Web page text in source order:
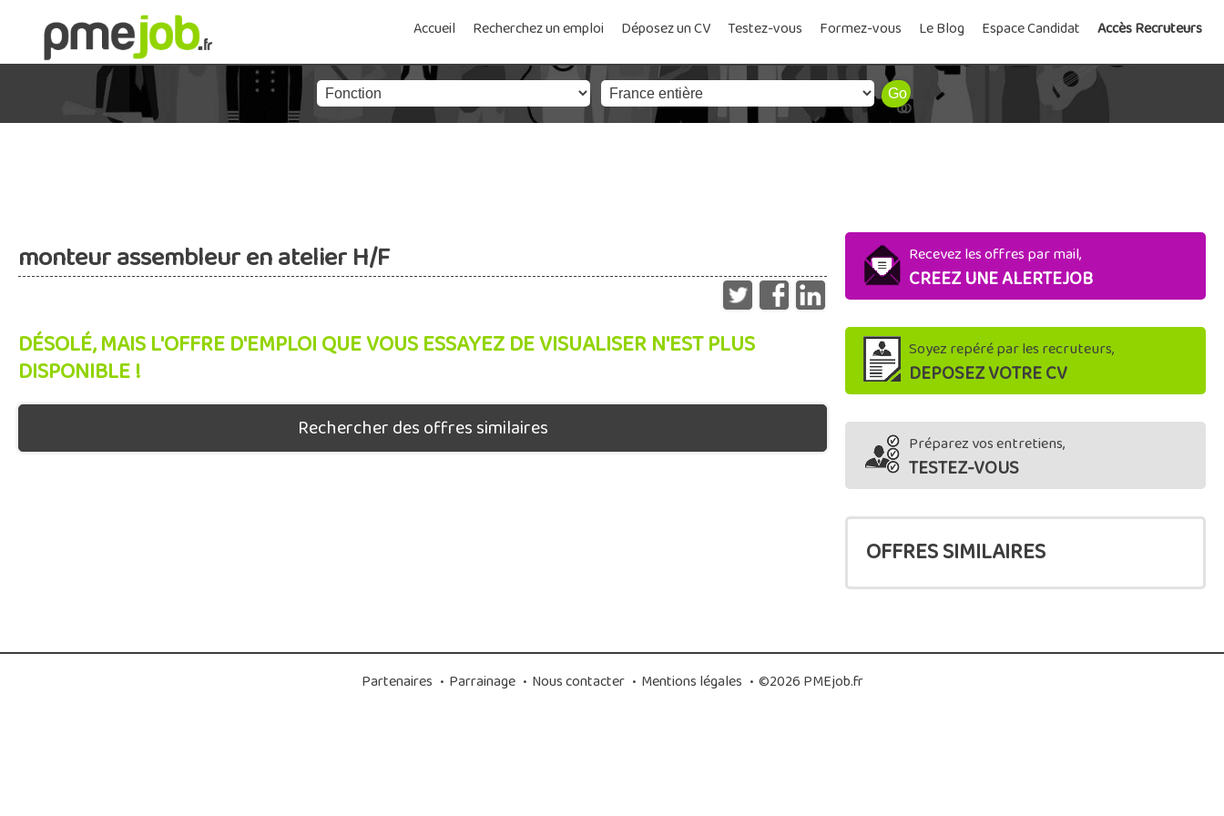
Accueil Recherchez un emploi Déposez un CV Testez-vous Formez-vous Le Blog Espace Candidat Accès Recruteurs
monteur assembleur en atelier H/F
DÉSOLÉ, MAIS L'OFFRE D'EMPLOI QUE VOUS ESSAYEZ DE VISUALISER N'EST PLUS
DISPONIBLE !
Rechercher des offres similaires
Recevez les offres par mail,
CREEZ UNE ALERTEJOB
Soyez repéré par les recruteurs,
DEPOSEZ VOTRE CV
Préparez vos entretiens,
TESTEZ-VOUS
OFFRES SIMILAIRES
Partenaires • Parrainage • Nous contacter • Mentions légales • ©2026 PMEjob.fr